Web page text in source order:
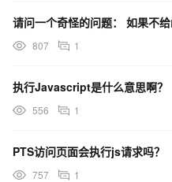
807 1
执行Javascript是什么意思啊？
556 1
PTS访问页面会执行js请求吗？
757 1